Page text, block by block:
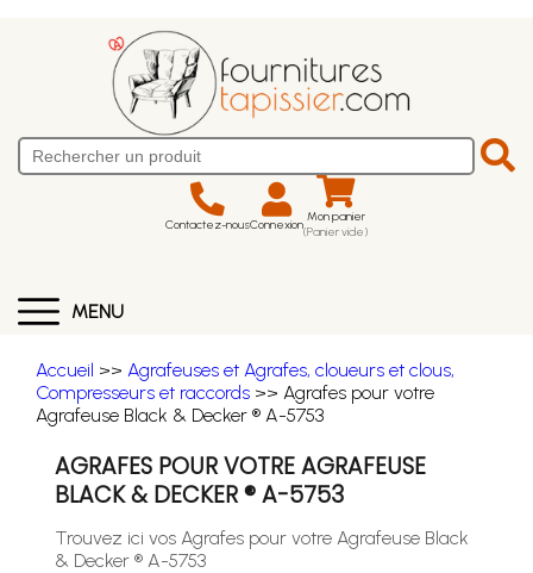
Contactez-nousConnexion Mon panier
(Panier vide)
MENU
Accueil >> Agrafeuses et Agrafes, cloueurs et clous,
Compresseurs et raccords >> Agrafes pour votre
Agrafeuse Black & Decker ® A-5753
AGRAFES POUR VOTRE AGRAFEUSE
BLACK & DECKER ® A-5753
Trouvez ici vos Agrafes pour votre Agrafeuse Black
& Decker ® A-5753